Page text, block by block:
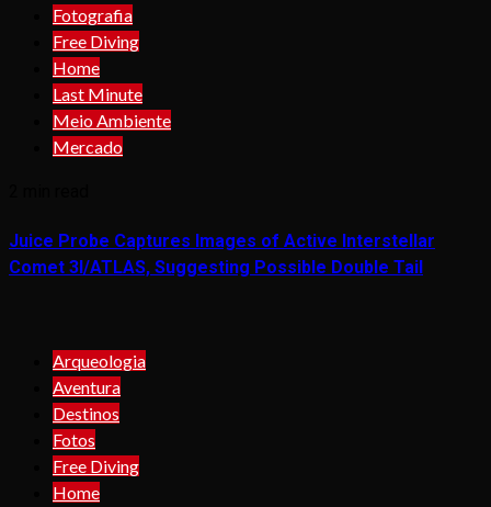
Fotografia
Free Diving
Home
Last Minute
Meio Ambiente
Mercado
Juice Probe Captures Images of Active Interstellar
Comet 3I/ATLAS, Suggesting Possible Double Tail
Arqueologia
Aventura
Destinos
Fotos
Free Diving
Home